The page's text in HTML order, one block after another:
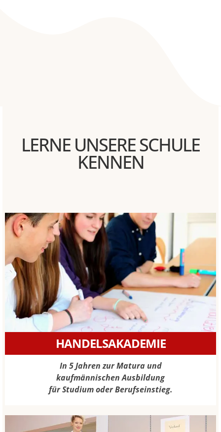
LERNE UNSERE SCHULE
KENNEN
HANDELSAKADEMIE
In 5 Jahren zur Matura und
kaufmännischen Ausbildung
für Studium oder Berufseinstieg.